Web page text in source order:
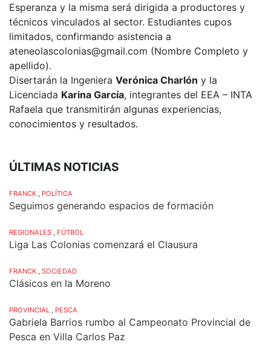
Esperanza y la misma será dirigida a productores y
técnicos vinculados al sector. Estudiantes cupos
limitados, confirmando asistencia a
ateneolascolonias@gmail.com (Nombre Completo y
apellido).
Disertarán la Ingeniera Verónica Charlón y la
Licenciada Karina García, integrantes del EEA – INTA
Rafaela que transmitirán algunas experiencias,
conocimientos y resultados.
ÚLTIMAS NOTICIAS
FRANCK , POLÍTICA
Seguimos generando espacios de formación
REGIONALES , FÚTBOL
Liga Las Colonias comenzará el Clausura
FRANCK , SOCIEDAD
Clásicos en la Moreno
PROVINCIAL , PESCA
Gabriela Barrios rumbo al Campeonato Provincial de
Pesca en Villa Carlos Paz